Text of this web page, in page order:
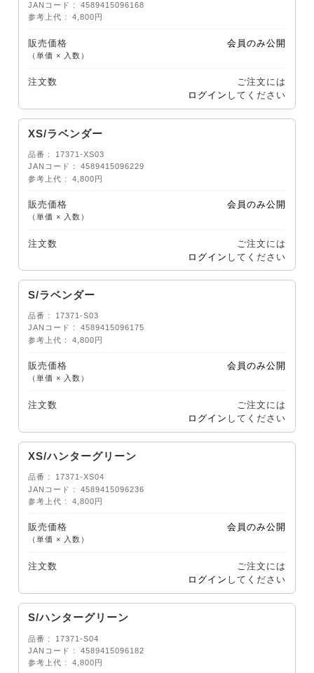
JANコード
4589415096168
参考上代
4,800円
販売価格
（単価 × 入数）
会員のみ公開
注文数
ご注文には
ログイン してください
XS/ラベンダー
品番
17371-XS03
JANコード
4589415096229
参考上代
4,800円
販売価格
（単価 × 入数）
会員のみ公開
注文数
ご注文には
ログイン してください
S/ラベンダー
品番
17371-S03
JANコード
4589415096175
参考上代
4,800円
販売価格
（単価 × 入数）
会員のみ公開
注文数
ご注文には
ログイン してください
XS/ハンターグリーン
品番
17371-XS04
JANコード
4589415096236
参考上代
4,800円
販売価格
（単価 × 入数）
会員のみ公開
注文数
ご注文には
ログイン してください
S/ハンターグリーン
品番
17371-S04
JANコード
4589415096182
参考上代
4,800円